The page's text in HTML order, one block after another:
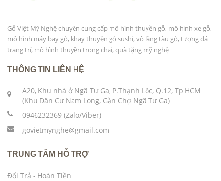
Gỗ Việt Mỹ Nghệ chuyên cung cấp mô hình thuyền gỗ, mô hình xe gỗ,
mô hình máy bay gỗ, khay thuyền gỗ sushi, vô lăng tàu gỗ, tượng đá
trang trí, mô hình thuyền trong chai, quà tặng mỹ nghệ
THÔNG TIN LIÊN HỆ
A20, Khu nhà ở Ngã Tư Ga, P.Thạnh Lộc, Q.12, Tp.HCM
(Khu Dân Cư Nam Long, Gần Chợ Ngã Tư Ga)
0946232369 (Zalo/Viber)
govietmynghe@gmail.com
TRUNG TÂM HỖ TRỢ
Đổi Trả - Hoàn Tiền